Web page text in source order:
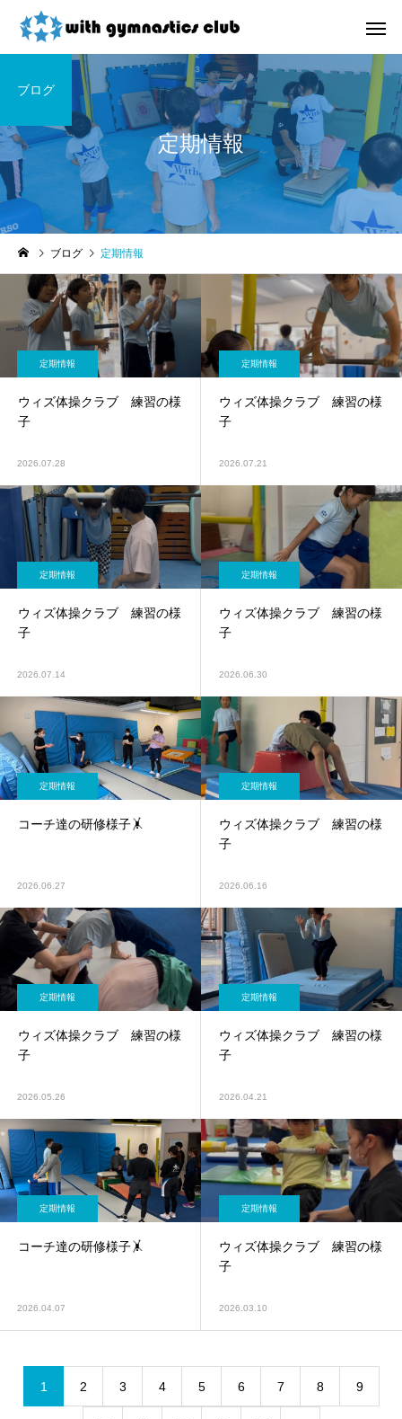
お知らせ
令和8年度未就園児クラス
新規会員様募集中！
未分類
ウィズ体操クラブ技紹
４段、６段閉脚跳び～
定期情報
ブログ
ブログ 定期情報
定期情報
ウィズ体操クラブ 練習の様
子
2026.07.28
定期情報
ウィズ体操クラブ 練習の様
子
2026.07.21
定期情報
ウィズ体操クラブ 練習の様
子
2026.07.14
定期情報
ウィズ体操クラブ 練習の様
子
2026.06.30
定期情報
コーチ達の研修様子🤸
2026.06.27
定期情報
ウィズ体操クラブ 練習の様
子
2026.06.16
定期情報
ウィズ体操クラブ 練習の様
子
2026.05.26
定期情報
ウィズ体操クラブ 練習の様
子
2026.04.21
定期情報
コーチ達の研修様子🤸
2026.04.07
定期情報
ウィズ体操クラブ 練習の様
子
2026.03.10
1 2 3 4 5 6 7 8 9